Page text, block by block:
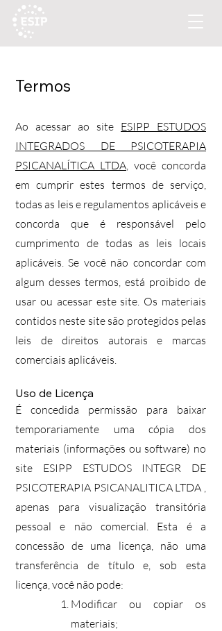
Termos
Ao acessar ao site ESIPP ESTUDOS
INTEGRADOS DE PSICOTERAPIA
PSICANALÍTICA LTDA, você concorda
em cumprir estes termos de serviço,
todas as leis e regulamentos aplicáveis ​​e
concorda que é responsável pelo
cumprimento de todas as leis locais
aplicáveis. Se você não concordar com
algum desses termos, está proibido de
usar ou acessar este site. Os materiais
contidos neste site são protegidos pelas
leis de direitos autorais e marcas
comerciais aplicáveis.
Uso de Licença
É concedida permissão para baixar
temporariamente uma cópia dos
materiais (informações ou software) no
site ESIPP ESTUDOS INTEGR DE
PSICOTERAPIA PSICANALITICA LTDA ,
apenas para visualização transitória
pessoal e não comercial. Esta é a
concessão de uma licença, não uma
transferência de título e, sob esta
licença, você não pode:
Modificar ou copiar os
materiais;